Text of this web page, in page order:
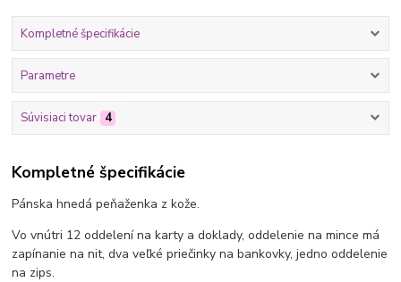
Kompletné špecifikácie
Parametre
Súvisiaci tovar 4
Kompletné špecifikácie
Pánska hnedá peňaženka z kože.
Vo vnútri 12 oddelení na karty a doklady, oddelenie na mince má
zapínanie na nit, dva veľké priečinky na bankovky, jedno oddelenie
na zips.